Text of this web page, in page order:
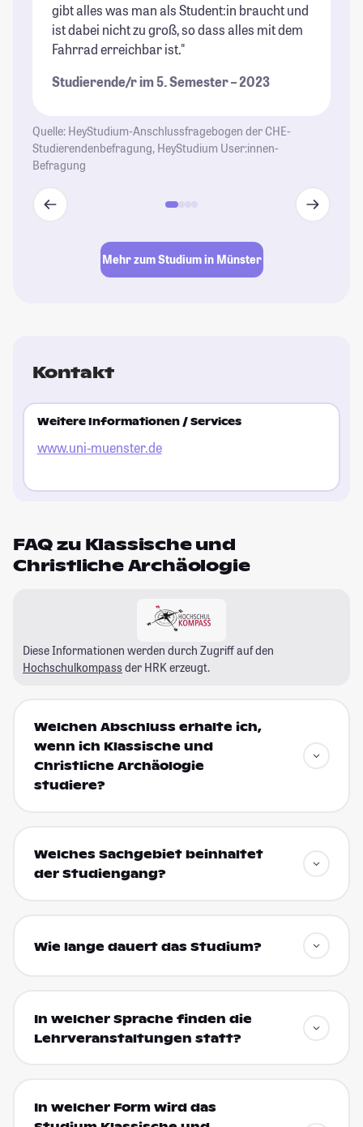
gibt alles was man als Student:in braucht und
ist dabei nicht zu groß, so dass alles mit dem
Fahrrad erreichbar ist."
Studierende/r im 5. Semester – 2023
Quelle: HeyStudium-Anschlussfragebogen der CHE-
Studierendenbefragung, HeyStudium User:innen-
Befragung
Mehr zum Studium in Münster
Kontakt
Weitere Informationen / Services
www.uni-muenster.de
FAQ zu Klassische und
Christliche Archäologie
Diese Informationen werden durch Zugriff auf den
Hochschulkompass der HRK erzeugt.
Welchen Abschluss erhalte ich,
wenn ich Klassische und
Christliche Archäologie
studiere?
Welches Sachgebiet beinhaltet
der Studiengang?
Wie lange dauert das Studium?
In welcher Sprache finden die
Lehrveranstaltungen statt?
In welcher Form wird das